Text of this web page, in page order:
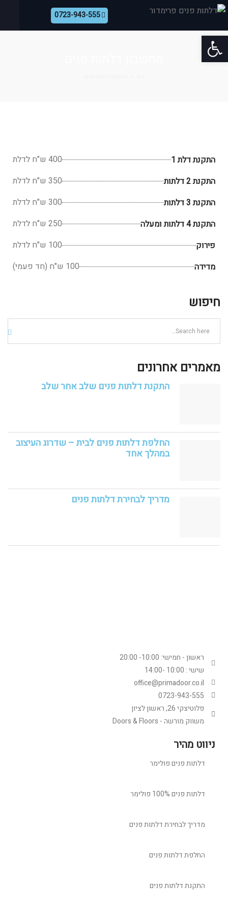
0723-943-555
התקנת דלת 1
400 ש"ח לדלת
התקנת 2 דלתות
350 ש"ח לדלת
התקנת 3 דלתות
300 ש"ח לדלת
התקנת 4 דלתות ומעלה
250 ש"ח לדלת
פירוק
100 ש"ח לדלת
מדידה
100 ש"ח (חד פעמי)
חיפוש
מאמרים אחרונים
התקנת דלתות פנים שלב אחר שלב
החלפת דלתות פנים לבית – שדרוג העיצוב
במהלך אחד
מדריך לבחירת דלתות פנים
ראשון - חמישי: 10:00- 20:00
שישי : 10:00 -14:00
office@primadoor.co.il
0723-943-555
פלוטיצקי 26, ראשון לציון
משווק מורשה - Doors & Floors
ניווט מהיר
דלתות פנים פולימר
דלתות פנים 100% פולימר
מדריך לבחירת דלתות פנים
החלפת דלתות פנים
התקנת דלתות פנים
פתח סרגל נגישות